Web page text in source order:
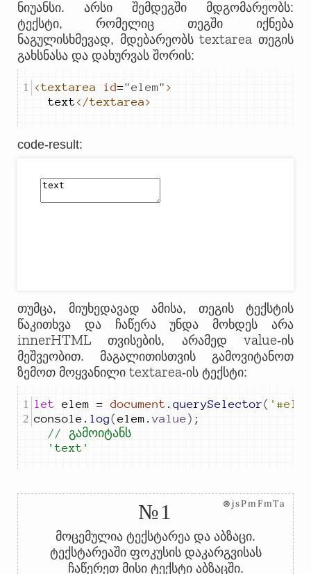
ნიუანსი. არსი შემდეგში მდგომარეობს:
ტექსტი, რომელიც თეგში იქნება
ნაგულისხმევად, მდებარეობსtextarea თეგის
გახსნასა და დახურვას შორის:
<textarea id="elem" >
text</textarea>
code-result:
თუმცა, მიუხედავად ამისა, თეგის ტექსტის
წაკითხვა და ჩაწერა უნდა მოხდეს არა
innerHTML თვისების, არამედ value-ის
მეშვეობით. მაგალითისთვის გამოვიტანოთ
ზემოთ მოყვანილი textarea-ის ტექსტი:
let elem = document . querySelector(
console . log( elem . value) ;
// გამოიტანს
'text'
№1 ⊗jsPmFmTa
მოცემულია ტექსტარეა და აბზაცი.
ტექსტარეაში ფოკუსის დაკარგვისას
ჩაწერეთ მისი ტექსტი აბზაცში.